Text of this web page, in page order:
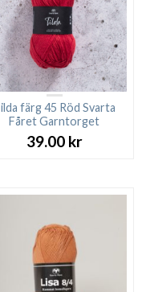
färg 45 Röd Svarta
Fåret Garntorget
39.00 kr